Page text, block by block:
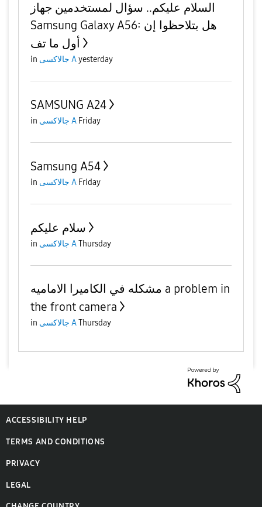
السلام عليكم.. سؤال لمستخدمين جهاز
Samsung Galaxy A56: هل بتلاحظوا إن
أول ما تف
in جالاكسى Ayesterday
SAMSUNG A24
in جالاكسى A Friday
Samsung A54
in جالاكسى A Friday
سلام عليكم
in جالاكسى AThursday
مشكله في الكاميرا الاماميه a problem in
the front camera
in جالاكسى AThursday
ACCESSIBILITY HELP
TERMS AND CONDITIONS
PRIVACY
LEGAL